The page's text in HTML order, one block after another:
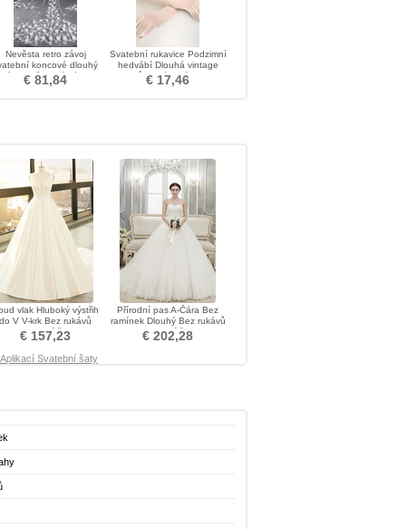
Nevěsta retro závoj
koncové dlouhý
závoj květinový závoj
€ 81,84
Svatební rukavice Podzimní
hedvábí Dlouhá vintage
průsvitná Celý prst
€ 17,46
vlak Hluboký výstřih
do V V-krk Bez rukávů
Svatební šaty
€ 157,23
Přírodní pas A-Čára Bez
ramínek Dlouhý Bez rukávů
Svatební šaty
€ 202,28
Aplikací Svatební šaty